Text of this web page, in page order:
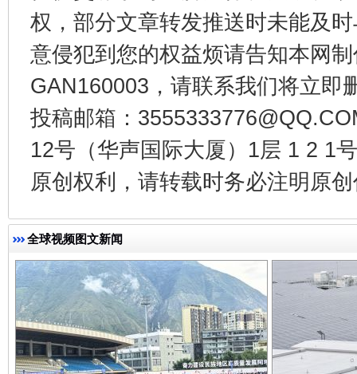
权，部分文章转发推送时未能及
意侵犯到您的权益烦请告知本网
GAN160003，请联系我们将立即
投稿邮箱：
12号（华声国际大厦）1层 1 2 1
原创权利，请转载时务必注明原
全球视频图文新闻
全民健身五年计划来了！等你上场
阿坝州三大球赛在茂县开幕 规模